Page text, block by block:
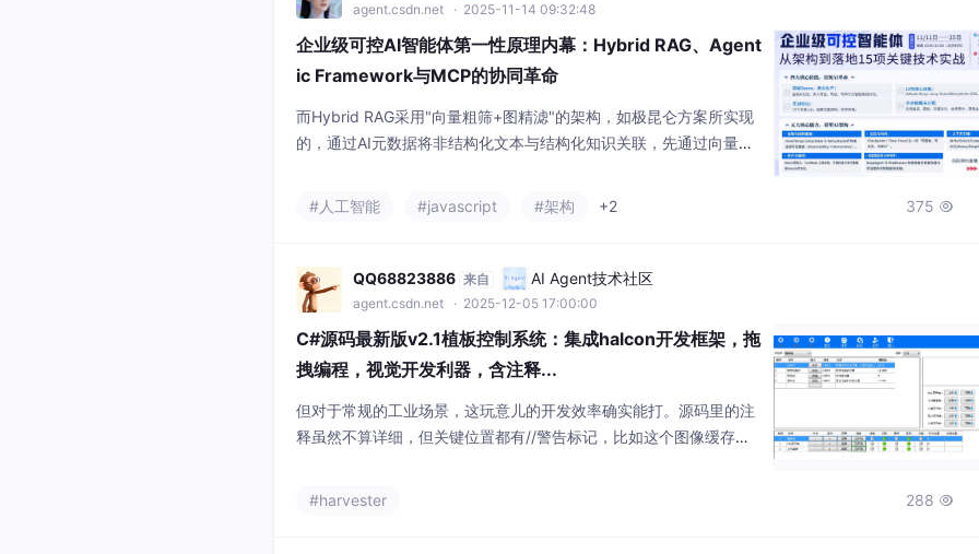
agent.csdn.net · 2025-11-14 09:32:48
企业级可控AI智能体第一性原理内幕：Hybrid RAG、Agent
ic Framework与MCP的协同革命
而Hybrid RAG采用"向量粗筛+图精滤"的架构，如极昆仑方案所实现
的，通过AI元数据将非结构化文本与结构化知识关联，先通过向量检
滤逻辑无关信息，实现"语义理解+逻辑匹配"的双重保障。企业级AI智
能体的竞争，本质是可控性与业务适配能力的竞争。Hybrid RAG解决
#人工智能 #javascript #架构 +2 375 
QQ68823886 来自 AI Agent技术社区
agent.csdn.net · 2025-12-05 17:00:00
C#源码最新版v2.1植板控制系统：集成halcon开发框架，拖
拽编程，视觉开发利器，含注释...
但对于常规的工业场景，这玩意儿的开发效率确实能打。源码里的注
释虽然不算详细，但关键位置都有//警告标记，比如这个图像缓存池
#harvester 288 